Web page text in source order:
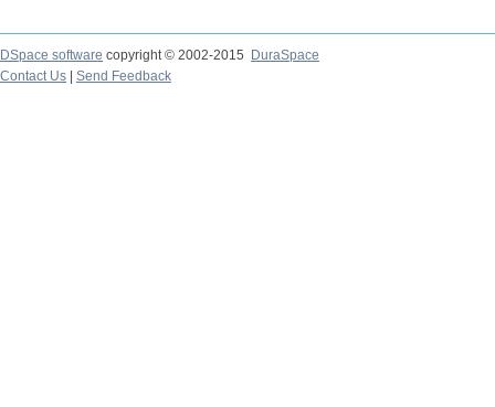
DSpace software copyright © 2002-2015
DuraSpace
Contact Us
Send Feedback